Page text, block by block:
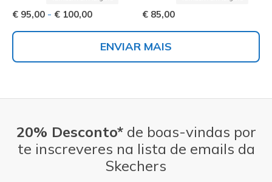
€ 95,00 - € 100,00 € 85,00
ENVIAR MAIS
20% Desconto*de boas-vindas por
te inscreveres na lista de emails da
Skechers